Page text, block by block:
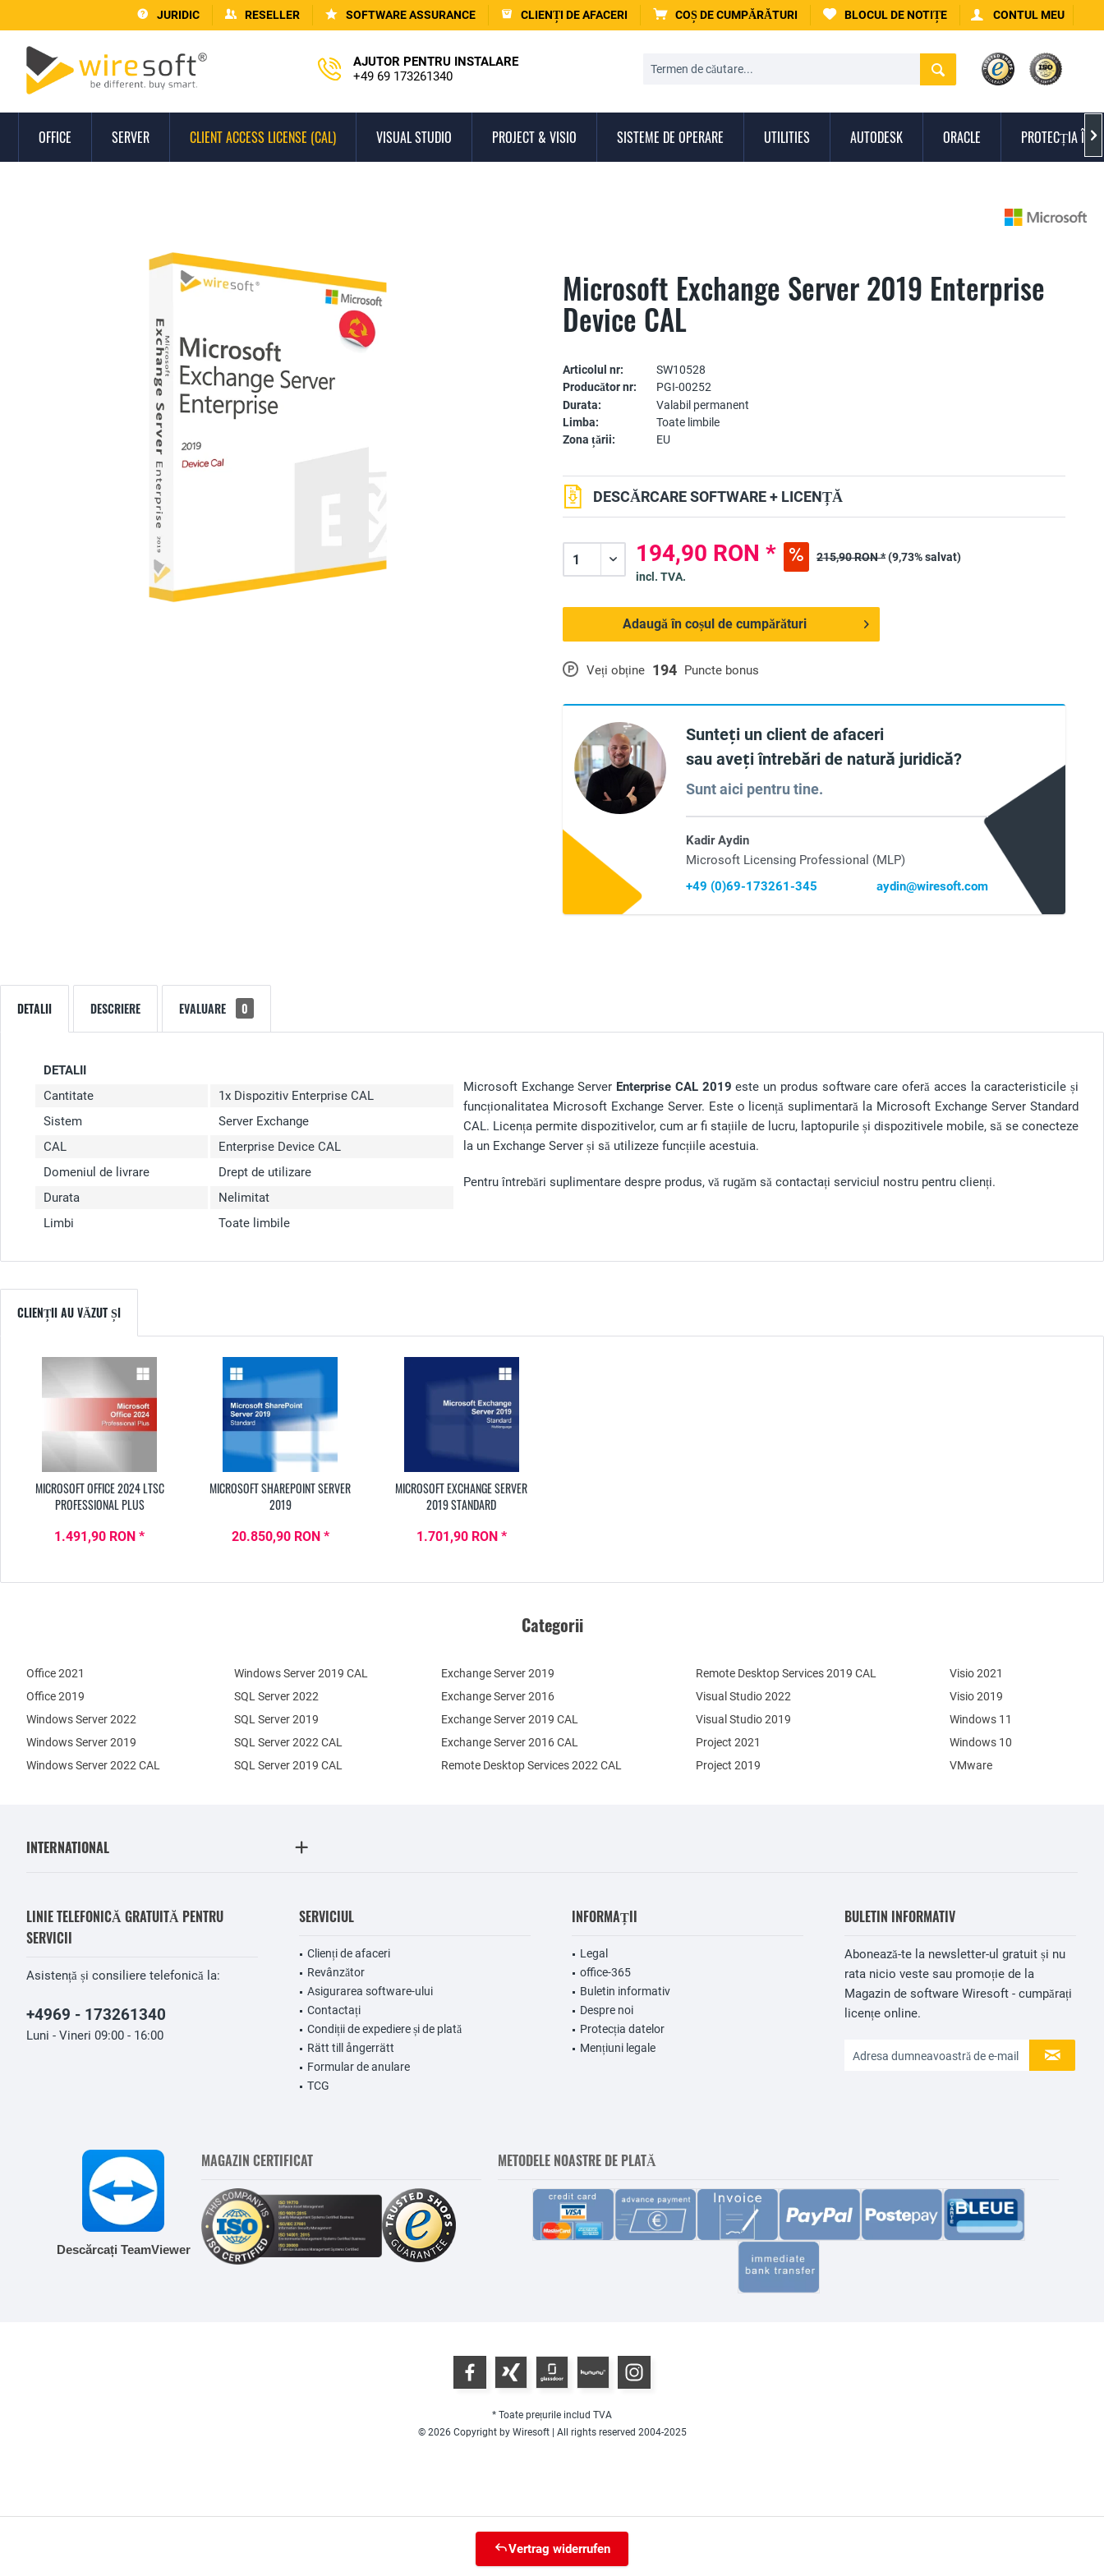
JURIDIC RESELLER SOFTWARE ASSURANCE CLIENȚI DE AFACERI COȘ DE CUMPĂRĂTURI BLOCUL DE NOTIȚE CONTUL MEU
AJUTOR PENTRU INSTALARE
+49 69 173261340
OFFICE SERVER CLIENT ACCESS LICENSE (CAL) VISUAL STUDIO PROJECT & VISIO SISTEME DE OPERARE UTILITIES AUTODESK ORACLE PROTECȚIA 
Microsoft Exchange Server 2019 Enterprise
Device CAL
Articolul nr:
SW10528
Producător nr:
PGI-00252
Durata:
Valabil permanent
Limba:
Toate limbile
Zona țării:
EU
P Veți obține 194 Puncte bonus
DESCĂRCARE SOFTWARE + LICENȚĂ
194,90 RON * 215,90 RON *(9,73% salvat)
incl. TVA.
Adaugă în coșul de cumpărături
Sunteți un client de afaceri
sau aveți întrebări de natură juridică?
Sunt aici pentru tine.
Kadir Aydin
Microsoft Licensing Professional (MLP)
+49 (0)69-173261-345
aydin@wiresoft.com
DETALII DESCRIERE EVALUARE 0
DETALII
Cantitate
1x Dispozitiv Enterprise CAL
Sistem
Server Exchange
CAL
Enterprise Device CAL
Domeniul de livrare
Drept de utilizare
Durata
Nelimitat
Limbi
Toate limbile
Microsoft Exchange Server Enterprise CAL 2019 este un produs software care oferă acces la caracteristicile și
funcționalitatea Microsoft Exchange Server. Este o licență suplimentară la Microsoft Exchange Server Standard
CAL. Licența permite dispozitivelor, cum ar fi stațiile de lucru, laptopurile și dispozitivele mobile, să se conecteze
la un Exchange Server și să utilizeze funcțiile acestuia.
Pentru întrebări suplimentare despre produs, vă rugăm să contactați serviciul nostru pentru clienți.
CLIENȚII AU VĂZUT ȘI
MICROSOFT OFFICE 2024 LTSC
PROFESSIONAL PLUS
1.491,90 RON *
MICROSOFT SHAREPOINT SERVER
2019
20.850,90 RON *
MICROSOFT EXCHANGE SERVER
2019 STANDARD
1.701,90 RON *
Categorii
Office 2021
Office 2019
Windows Server 2022
Windows Server 2019
Exchange Server 2019
Exchange Server 2016
SQL Server 2022
SQL Server 2019
Windows Server 2022 CAL
Windows Server 2019 CAL
SQL Server 2022 CAL
SQL Server 2019 CAL
Remote Desktop Services 2022 CAL
Remote Desktop Services 2019 CAL
Exchange Server 2019 CAL
Exchange Server 2016 CAL
Visual Studio 2022
Visual Studio 2019
Project 2021
Project 2019
Visio 2021
Visio 2019
Windows 11
Windows 10
VMware
INTERNATIONAL
LINIE TELEFONICĂ GRATUITĂ PENTRU
SERVICII
Asistență și consiliere telefonică la:
+4969 - 173261340
Luni - Vineri 09:00 - 16:00
SERVICIUL
Clienți de afaceri
Revânzător
Asigurarea software-ului
Contactați
Condiții de expediere și de plată
Rätt till ångerrätt
Formular de anulare
TCG
INFORMAȚII
Legal
office-365
Buletin informativ
Despre noi
Protecția datelor
Mențiuni legale
BULETIN INFORMATIV
Abonează-te la newsletter-ul gratuit și nu
rata nicio veste sau promoție de la
Magazin de software Wiresoft - cumpărați
licențe online.
Descărcați TeamViewer
MAGAZIN CERTIFICAT METODELE NOASTRE DE PLATĂ
* Toate prețurile includ TVA
© 2026 Copyright by Wiresoft | All rights reserved 2004-2025
Vertrag widerrufen